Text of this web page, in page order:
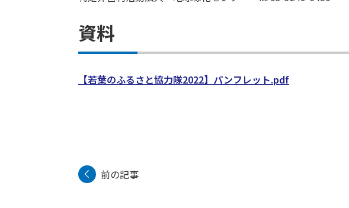
資料
【若葉のふるさと協力隊2022】パンフレット.pdf
前の記事